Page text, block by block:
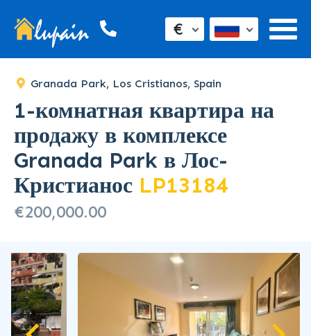
€
Granada Park, Los Cristianos, Spain
1-комнатная квартира на
продажу в комплексе
Granada Park в Лос-
Кристианос LP13184
€200,000.00
SOLD